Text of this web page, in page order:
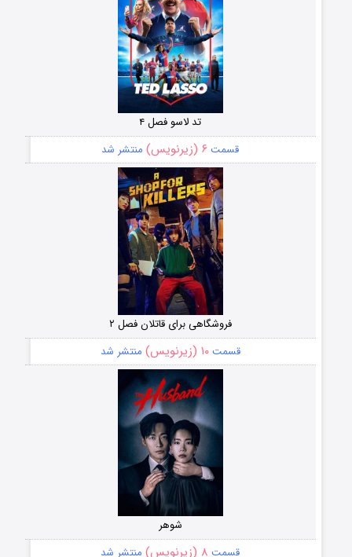
تد لاسو فصل ۴
قسمت ۶ (زیرنویس) منتشر شد
فروشگاهی برای قاتلان فصل ۲
قسمت۱۰ (زیرنویس) منتشر شد
شوهر
قسمت ۸ (زیرنویس) منتشر شد